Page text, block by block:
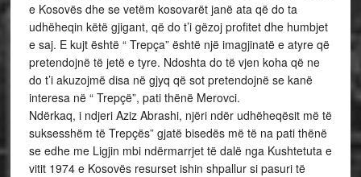
e Kosovës dhe se vetëm kosovarët janë ata që do ta
udhëheqin këtë gjigant, që do t’i gëzoj profitet dhe humbjet
e saj. E kujt është “ Trepça” është një imagjinatë e atyre që
pretendojnë të jetë e tyre. Ndoshta do të vjen koha që ne
do t’i akuzojmë disa në gjyq që sot pretendojnë se kanë
interesa në “ Trepçë”, pati thënë Merovci.
Ndërkaq, i ndjeri Aziz Abrashi, njëri ndër udhëheqësit më të
suksesshëm të Trepçës” gjatë bisedës më të na pati thënë
se edhe me Ligjin mbi ndërmarrjet të dalë nga Kushtetuta e
vitit 1974 e Kosovës resurset ishin shpallur si pasuri të